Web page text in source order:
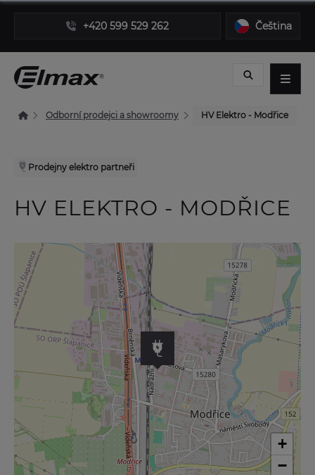
+420 599 529 262 Čeština
Odborní prodejci a showroomy HV Elektro - Modřice
Prodejny elektro partneři
HV ELEKTRO - MODŘICE
+
−